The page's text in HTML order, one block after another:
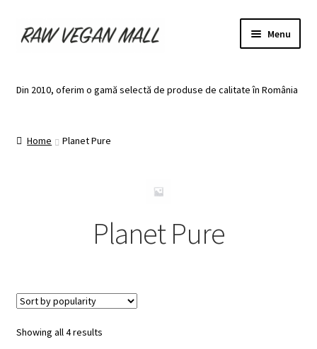
Skip
to
Skip
to
Menu
Categorii
Coș
Din 2010, oferim o gamă selectă de produse de calitate în România
Home Planet Pure
Planet Pure
Showing all 4 resultsSorted